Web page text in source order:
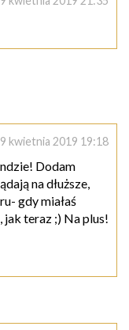
kwietnia 2019 19:18
Dodam
na dłuższe,
gdy miałaś
jak teraz ;) Na plus!